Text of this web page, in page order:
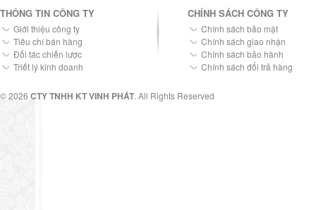
THÔNG TIN CÔNG TY
Giới thiệu công ty
Tiêu chí bán hàng
Đối tác chiến lược
Triết lý kinh doanh
CHÍNH SÁCH CÔNG TY
Chính sách bảo mật
Chính sách giao nhận
Chính sách bảo hành
Chính sách đổi trả hàng
© 2026 CTY TNHH KT VINH PHÁT. All Rights Reserved